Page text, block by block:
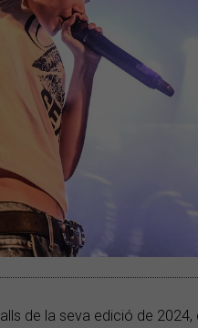
de la seva edició de 2024,